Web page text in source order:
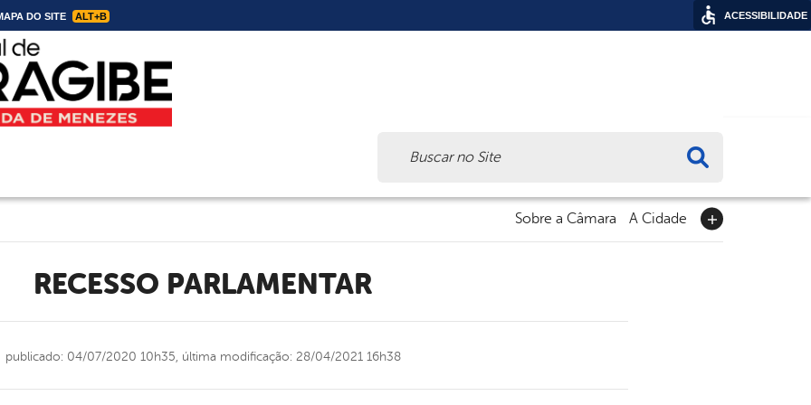
DO SITE ALT+B
Sobre a Câmara A Cidade
RECESSO PARLAMENTAR
publicado: 04/07/2020 10h35, última modificação: 28/04/2021 16h38
ACESSIBILIDADE